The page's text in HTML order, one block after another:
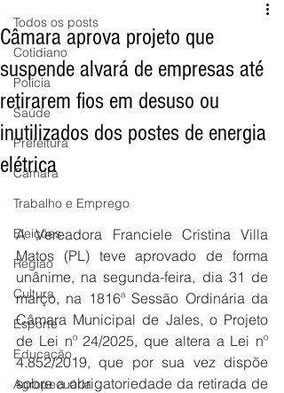
Todos os posts
Cotidiano
Polícia
Saúde
Prefeitura
Câmara
Trabalho e Emprego
Eleições
Região
Cultura
Esporte
Educação
Agropecuária
Câmara aprova projeto que
suspende alvará de empresas até
retirarem fios em desuso ou
inutilizados dos postes de energia
elétrica
A Vereadora Franciele Cristina Villa
Matos (PL) teve aprovado de forma
unânime, na segunda-feira, dia 31 de
março, na 1816ª Sessão Ordinária da
Câmara Municipal de Jales, o Projeto
de Lei nº 24/2025, que altera a Lei nº
4.852/2019, que por sua vez dispõe
sobre a obrigatoriedade da retirada de